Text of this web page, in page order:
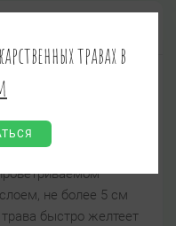
собранную во
или ранней весной.
не более 5 см
быстро желтеет
травах в